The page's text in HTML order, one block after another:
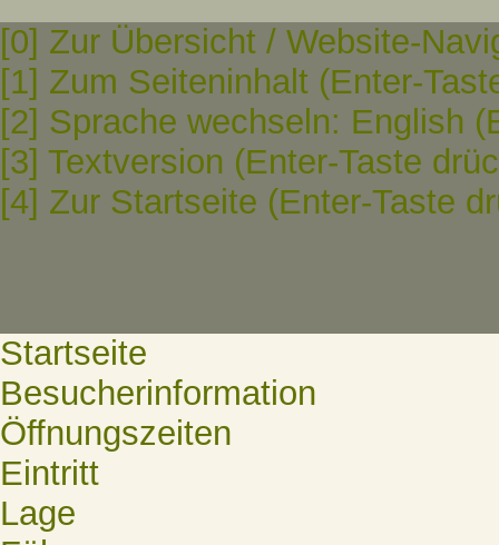
[0] Zur Übersicht / Website-
[1] Zum Seiteninhalt (Enter-
[2] Sprache wechseln: English
[3] Textversion (Enter-Taste
[4] Zur Startseite (Enter-Taste
Startseite
Besucherinformation
Öffnungszeiten
Eintritt
Lage